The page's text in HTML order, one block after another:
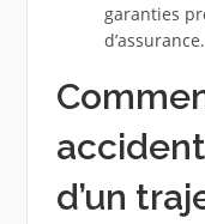
garanties
d’assurance.
d’un